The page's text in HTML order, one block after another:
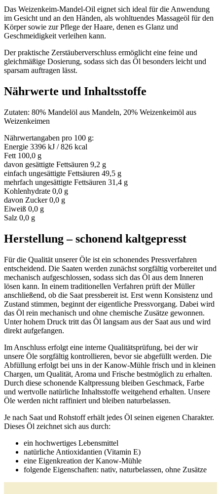
Das Weizenkeim-Mandel-Oil eignet sich ideal für die Anwendung
im Gesicht und an den Händen, als wohltuendes Massageöl für den
Körper sowie zur Pflege der Haare, denen es Glanz und
Geschmeidigkeit verleihen kann.
Der praktische Zerstäuberverschluss ermöglicht eine feine und
gleichmäßige Dosierung, sodass sich das Öl besonders leicht und
sparsam auftragen lässt.
Nährwerte und Inhaltsstoffe
Zutaten: 80% Mandelöl aus Mandeln, 20% Weizenkeimöl aus
Weizenkeimen
Nährwertangaben pro 100 g:
Energie 3396 kJ / 826 kcal
Fett 100,0 g
davon gesättigte Fettsäuren 9,2 g
einfach ungesättigte Fettsäuren 49,5 g
mehrfach ungesättigte Fettsäuren 31,4 g
Kohlenhydrate 0,0 g
davon Zucker 0,0 g
Eiweiß 0,0 g
Salz 0,0 g
Herstellung – schonend kaltgepresst
Für die Qualität unserer Öle ist ein schonendes Pressverfahren
entscheidend. Die Saaten werden zunächst sorgfältig vorbereitet und
mechanisch aufgeschlossen, sodass sich das Öl aus dem Inneren
lösen kann. In einem traditionellen Verfahren prüft der Müller
anschließend, ob die Saat pressbereit ist. Erst wenn Konsistenz und
Zustand stimmen, beginnt der eigentliche Pressvorgang. Dabei wird
das Öl rein mechanisch und ohne chemische Zusätze gewonnen.
Unter hohem Druck tritt das Öl langsam aus der Saat aus und wird
direkt aufgefangen.
Im Anschluss erfolgt eine interne Qualitätsprüfung, bei der wir
unsere Öle sorgfältig kontrollieren, bevor sie abgefüllt werden. Die
Abfüllung erfolgt bei uns in der Kanow-Mühle frisch und in kleinen
Chargen, um Qualität, Aroma und Frische bestmöglich zu erhalten.
Durch diese schonende Kaltpressung bleiben Geschmack, Farbe
und wertvolle natürliche Inhaltsstoffe weitgehend erhalten. Unsere
Öle werden nicht raffiniert und bleiben naturbelassen.
Je nach Saat und Rohstoff erhält jedes Öl seinen eigenen Charakter.
Dieses Öl zeichnet sich aus durch:
ein hochwertiges Lebensmittel
natürliche Antioxidantien (Vitamin E)
eine Eigenkreation der Kanow-Mühle
folgende Eigenschaften: nativ, naturbelassen, ohne Zusätze